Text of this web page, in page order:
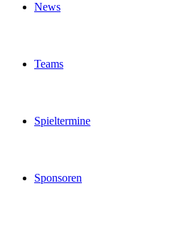
News
Teams
Spieltermine
Sponsoren